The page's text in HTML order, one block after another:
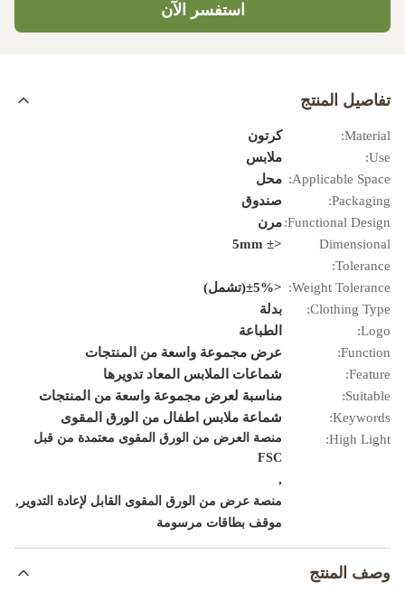
استفسر الآن
تفاصيل المنتج
Material:
كرتون
Use:
ملابس
Applicable Space:
محل
Packaging:
صندوق
Functional Design: مرن
Dimensional
Tolerance:
<± 5mm
Weight Tolerance:
<±5%(تشمل)
Clothing Type:
بدلة
Logo:
الطباعة
Function:
عرض مجموعة واسعة من المنتجات
Feature:
شماعات الملابس المعاد تدويرها
Suitable:
مناسبة لعرض مجموعة واسعة من المنتجات
Keywords:
شماعة ملابس اطفال من الورق المقوى
High Light:
منصة العرض من الورق المقوى معتمدة من قبل
FSC
,
منصة عرض من الورق المقوى القابل لإعادة التدوير ,
موقف بطاقات مرسومة
وصف المنتج